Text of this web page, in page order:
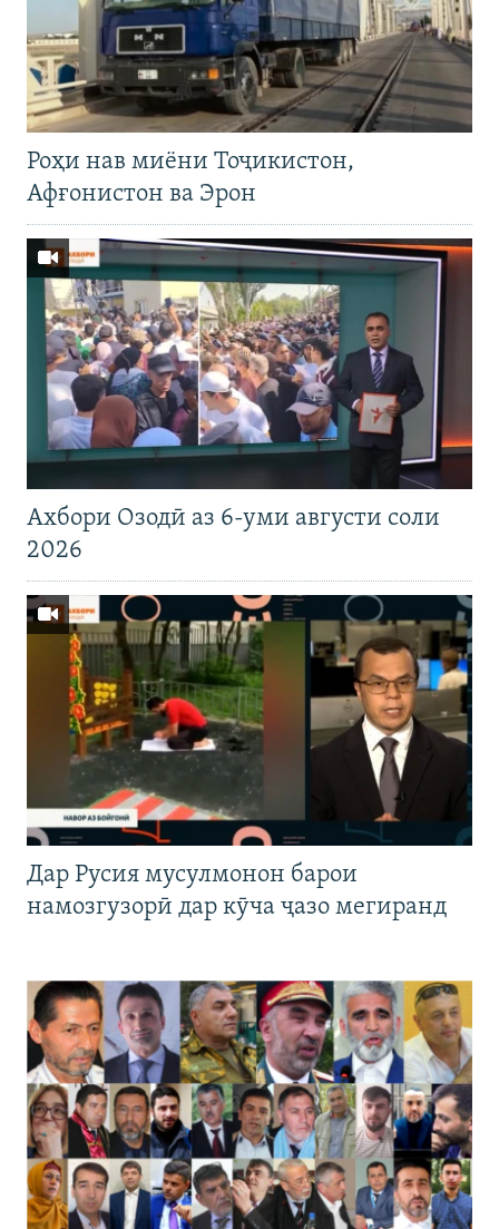
Роҳи нав миёни Тоҷикистон,
Афғонистон ва Эрон
Ахбори Озодӣ аз 6-уми августи соли
2026
Дар Русия мусулмонон барои
намозгузорӣ дар кӯча ҷазо мегиранд